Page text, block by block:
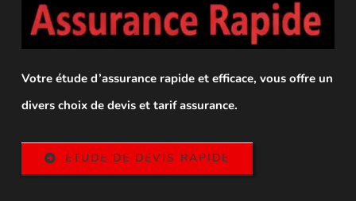
Votre étude d’assurance rapide et efficace, vous offre un
divers choix de devis et tarif assurance.
ETUDE DE DEVIS RAPIDE